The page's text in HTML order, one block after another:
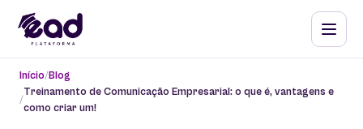
Início Blog
Treinamento de Comunicação Empresarial: o que é, vantagens e
como criar um!